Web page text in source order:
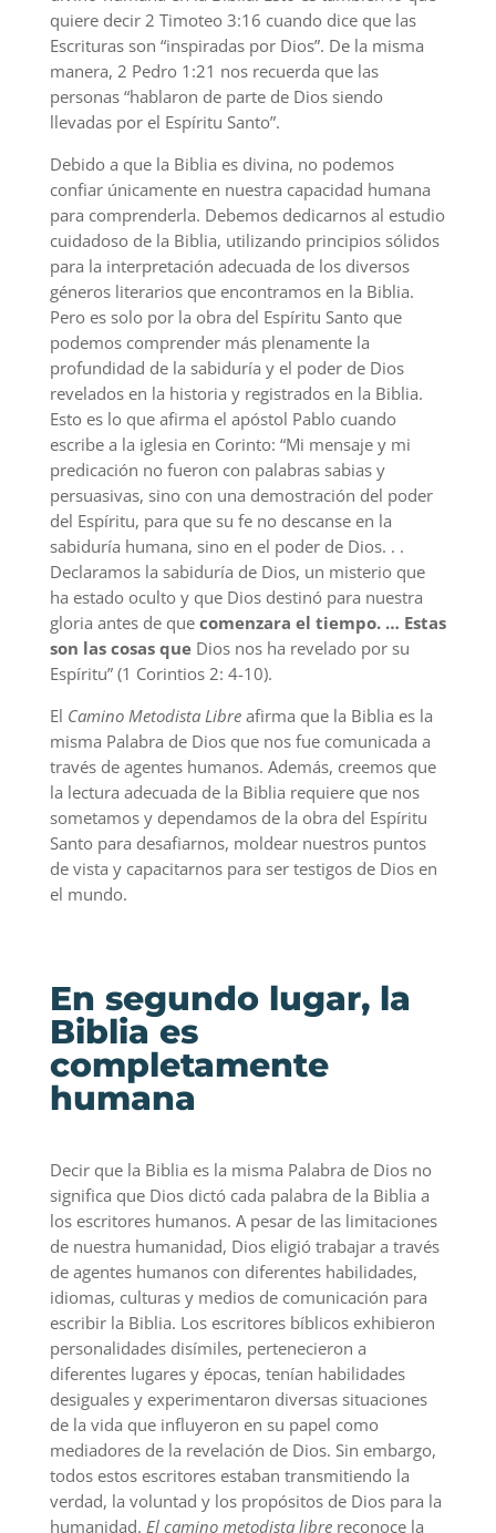
quiere decir 2 Timoteo 3:16 cuando dice que las
Escrituras son “inspiradas por Dios”. De la misma
manera, 2 Pedro 1:21 nos recuerda que las
personas “hablaron de parte de Dios siendo
llevadas por el Espíritu Santo”.
Debido a que la Biblia es divina, no podemos
confiar únicamente en nuestra capacidad humana
para comprenderla. Debemos dedicarnos al estudio
cuidadoso de la Biblia, utilizando principios sólidos
para la interpretación adecuada de los diversos
géneros literarios que encontramos en la Biblia.
Pero es solo por la obra del Espíritu Santo que
podemos comprender más plenamente la
profundidad de la sabiduría y el poder de Dios
revelados en la historia y registrados en la Biblia.
Esto es lo que afirma el apóstol Pablo cuando
escribe a la iglesia en Corinto: “Mi mensaje y mi
predicación no fueron con palabras sabias y
persuasivas, sino con una demostración del poder
del Espíritu, para que su fe no descanse en la
sabiduría humana, sino en el poder de Dios. . .
Declaramos la sabiduría de Dios, un misterio que
ha estado oculto y que Dios destinó para nuestra
gloria antes de que comenzara el tiempo. … Estas
son las cosas queDios nos ha revelado por su
Espíritu” (1 Corintios 2: 4-10).
El Camino Metodista Libreafirma que la Biblia es la
misma Palabra de Dios que nos fue comunicada a
través de agentes humanos. Además, creemos que
la lectura adecuada de la Biblia requiere que nos
sometamos y dependamos de la obra del Espíritu
Santo para desafiarnos, moldear nuestros puntos
de vista y capacitarnos para ser testigos de Dios en
el mundo.
En segundo lugar, la
Biblia es
completamente
humana
Decir que la Biblia es la misma Palabra de Dios no
significa que Dios dictó cada palabra de la Biblia a
los escritores humanos. A pesar de las limitaciones
de nuestra humanidad, Dios eligió trabajar a través
de agentes humanos con diferentes habilidades,
idiomas, culturas y medios de comunicación para
escribir la Biblia. Los escritores bíblicos exhibieron
personalidades disímiles, pertenecieron a
diferentes lugares y épocas, tenían habilidades
desiguales y experimentaron diversas situaciones
de la vida que influyeron en su papel como
mediadores de la revelación de Dios. Sin embargo,
todos estos escritores estaban transmitiendo la
verdad, la voluntad y los propósitos de Dios para la
humanidad. El camino metodista librereconoce la